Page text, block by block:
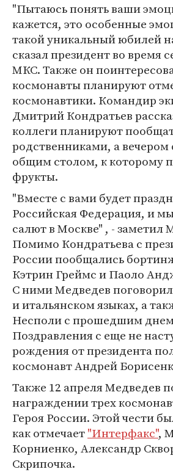
"Пытаюсь понять ваши
кажется, это особенные
такой уникальный юбилей
сказал президент во время
МКС. Также он
космонавты планируют
космонавтики. Командир
Дмитрий Кондратьев
коллеги планируют
родственниками, а вечером
общим столом, к которому
фрукты.
"Вместе с вами будет
Российская Федерация, и
салют в Москве" , - заметил
Помимо Кондратьева с
России пообщались
Кэтрин Греймс и Паоло
С ними Медведев
и итальянском языках, а
Несполи с прошедшим
Поздравления с еще не
рождения от президента
космонавт Андрей
Также 12 апреля Медведев
награждении трех
Героя России. Этой чести
как отмечает"Интерфакс",
Корниенко, Александр
Скрипочка.